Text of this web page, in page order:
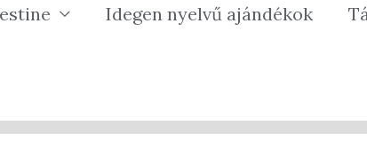
Idegen nyelvű ajándékok